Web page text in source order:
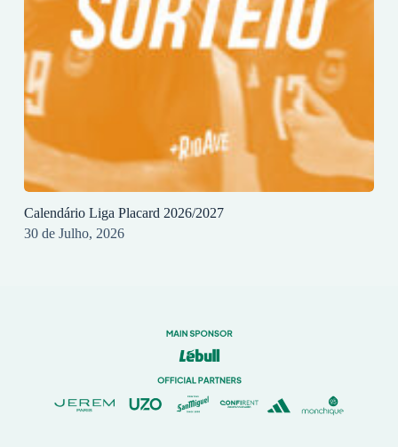
Calendário Liga Placard 2026/2027
30 de Julho, 2026